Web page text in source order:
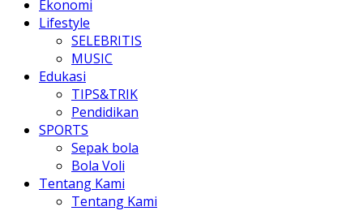
Ekonomi
Lifestyle
SELEBRITIS
MUSIC
Edukasi
TIPS&TRIK
Pendidikan
SPORTS
Sepak bola
Bola Voli
Tentang Kami
Tentang Kami